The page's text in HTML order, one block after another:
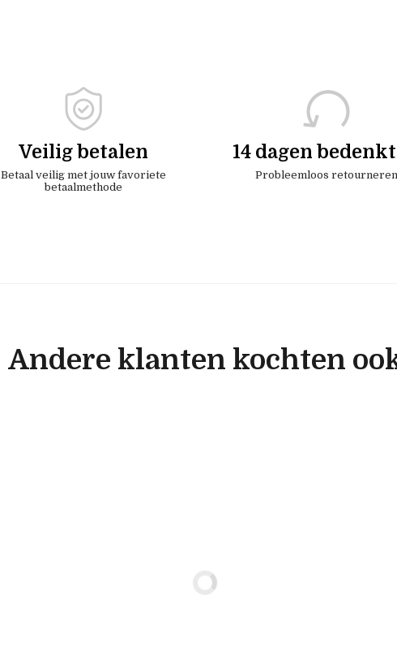
Veilig betalen
Betaal veilig met jouw favoriete
betaalmethode
14 dagen
Probleemloos retourneren
Andere klanten kochten